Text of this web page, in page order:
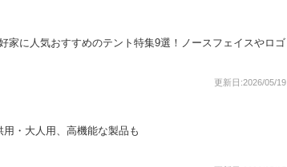
家に人気おすすめのテント特集9選！ノースフェイスやロゴ
更新日:2026/05/19
・大人用、高機能な製品も